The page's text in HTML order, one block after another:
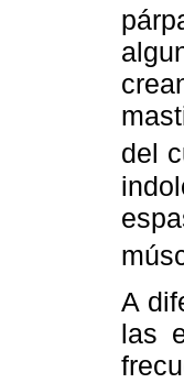
del
A
las